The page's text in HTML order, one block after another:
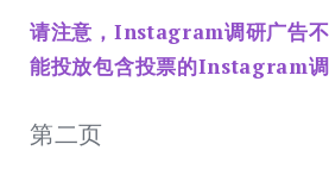
请注意，Instagram调研广告
能投放包含投票的Instagram
第二页